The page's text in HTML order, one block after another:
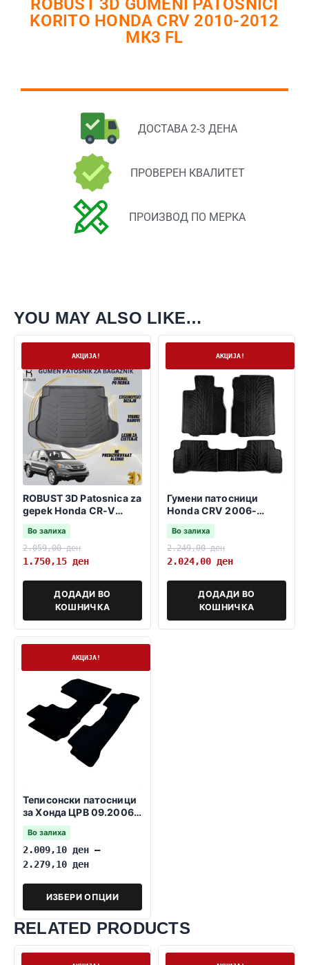
ROBUST 3D GUMENI PATOSNICI
KORITO HONDA CRV 2010-2012
МК3 FL
ДОСТАВА 2-3 ДЕНА
ПРОВЕРЕН КВАЛИТЕТ
ПРОИЗВОД ПО МЕРКА
YOU MAY ALSO LIKE…
АКЦИЈА!
ROBUST 3D Patosnica za
gepek Honda CR-V
2006-2011 MK3
Во залиха
2.059,00ден
1.750,15 ден
ДОДАДИ ВО
КОШНИЧКА
АКЦИЈА!
Гумени патосници
Honda CRV 2006-
12.2011 5kom
Во залиха
2.249,00ден
2.024,00 ден
ДОДАДИ ВО
КОШНИЧКА
АКЦИЈА!
Теписонски патосници
за Хонда ЦРВ 09.2006-
12.2011
Во залиха
2.009,10 ден –
2.279,10 ден
ИЗБЕРИ ОПЦИИ
RELATED PRODUCTS